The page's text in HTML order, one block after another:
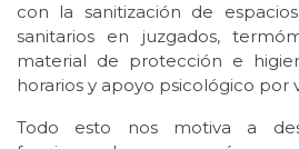
con la sanitización de
sanitarios en juzgados,
material de protección e
horarios y apoyo psicológico por
Todo esto nos motiva a